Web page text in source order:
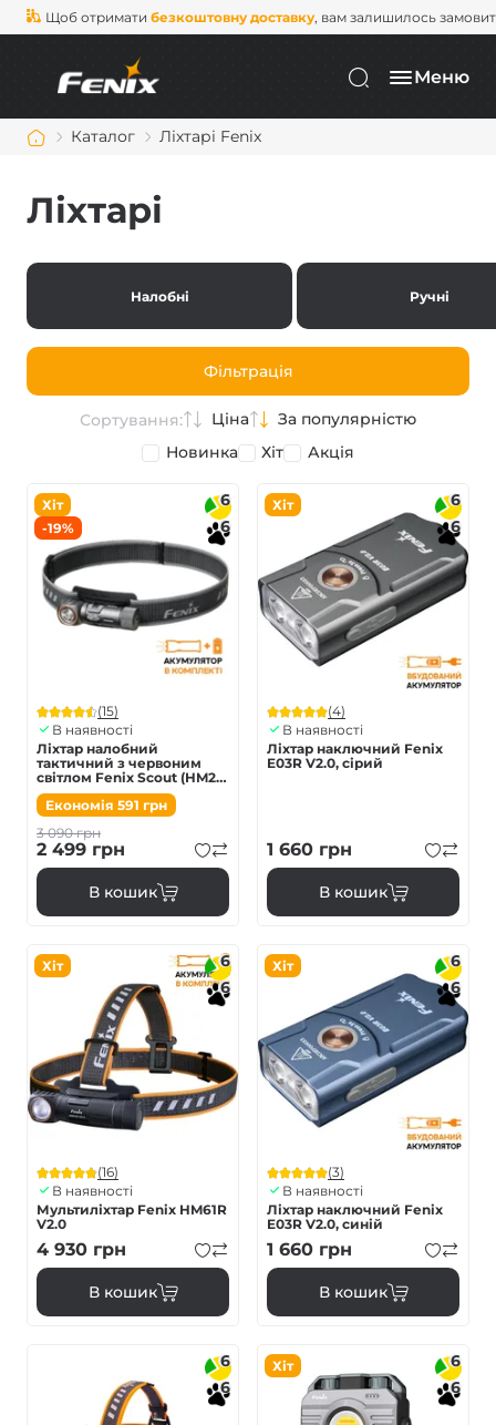
Щоб отримати безкоштовну доставку, вам залишилось
Меню
Каталог Ліхтарі Fenix
Ліхтарі
Налобні Ручні
Фільтрація
Сортування: Ціна
За популярністю
Новинка
Хіт Акція
Хіт
-19%
6
6
(15)
В наявності
Ліхтар налобний
тактичний з червоним
світлом Fenix Scout (HM23
V2.0) | Лімітована серія
Економія 591 грн
3 090грн
2 499 грн
В кошик
Хіт
6
6
(4)
В наявності
Ліхтар наключний Fenix
E03R V2.0, сірий
1 660 грн
В кошик
Хіт
6
6
(16)
В наявності
Мультиліхтар Fenix HM61R
V2.0
4 930 грн
В кошик
Хіт
6
6
(3)
В наявності
Ліхтар наключний Fenix
E03R V2.0, синій
1 660 грн
В кошик
6
6
Хіт
6
6